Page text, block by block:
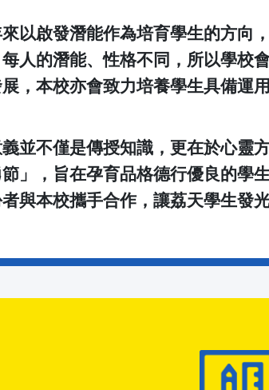
以啟發潛能作為培育學生的方向
人的潛能、性格不同，所以學校
，本校亦會致力培養學生具備運
並不僅是傳授知識，更在於心靈
節」，旨在孕育品格德行優良的
與本校攜手合作，讓荔天學生發